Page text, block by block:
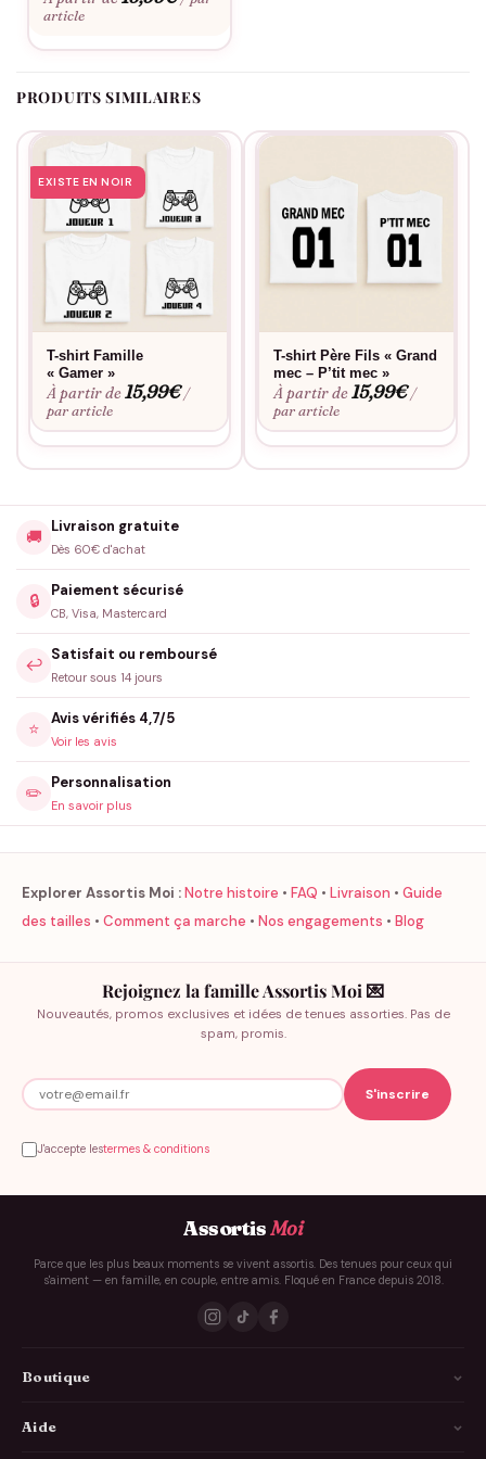
personnalisation
porte facilement au quotidien et résiste aux lavages répétés
article
PRODUITS SIMILAIRES
EXISTE EN NOIR
T-shirt Famille
« Gamer »
À partir de15,99€ /
par article
T-shirt Père Fils « Grand
mec – P’tit mec »
À partir de15,99€ /
par article
🚚
Livraison gratuite
Dès 60€ d'achat
🔒
Paiement sécurisé
CB, Visa, Mastercard
↩️
Satisfait ou remboursé
Retour sous 14 jours
⭐
Avis vérifiés 4,7/5
Voir les avis
✏️
Personnalisation
En savoir plus
Explorer Assortis Moi :Notre histoire • FAQ • Livraison • Guide
des tailles • Comment ça marche • Nos engagements • Blog
Rejoignez la famille Assortis Moi 💌
Nouveautés, promos exclusives et idées de tenues assorties. Pas de
spam, promis.
J'accepte lestermes & conditions
AssortisMoi
Parce que les plus beaux moments se vivent assortis. Des tenues pour ceux qui
s'aiment — en famille, en couple, entre amis. Floqué en France depuis 2018.
Boutique
Aide